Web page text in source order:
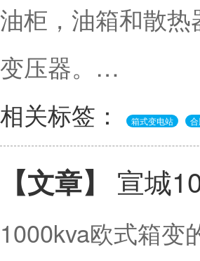
油柜，油箱和散
变压器。…
相关标签：
箱式变电站
【文章】 宣城
1000kva欧式箱